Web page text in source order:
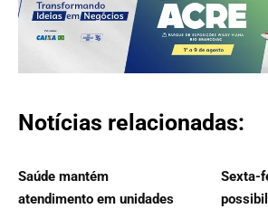
Notícias relacionadas:
Saúde mantém
atendimento em unidades
Sexta-